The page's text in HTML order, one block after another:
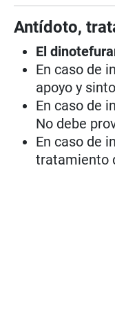
Antídoto,
El
En caso de
apoyo y
En caso de
No debe
En caso de
tratamiento